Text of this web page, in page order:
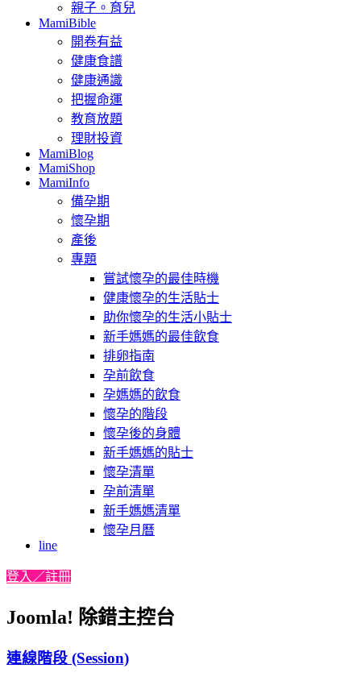
親子。育兒
MamiBible
開卷有益
健康食譜
健康通識
把握命運
教育放題
理財投資
MamiBlog
MamiShop
MamiInfo
備孕期
懷孕期
產後
專題
嘗試懷孕的最佳時機
健康懷孕的生活貼士
助你懷孕的生活小貼士
新手媽媽的最佳飲食
排卵指南
孕前飲食
孕媽媽的飲食
懷孕的階段
懷孕後的身體
新手媽媽的貼士
懷孕清單
孕前清單
新手媽媽清單
懷孕月曆
line
登入／註冊
Joomla! 除錯主控台
連線階段 (Session)